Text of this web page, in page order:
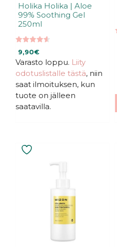
Holika Holika | Aloe
99% Soothing Gel
250ml
4.58
5:stä
9,90€
Varasto loppu. Liity
odotuslistalle tästä, niin
saat ilmoituksen, kun
tuote on jälleen
saatavilla.